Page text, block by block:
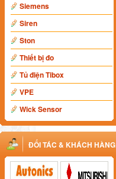
Siemens
Siren
Ston
Thiết bị đo
Tủ điện Tibox
VPE
Wick Sensor
ĐỐI TÁC & KHÁCH HÀNG